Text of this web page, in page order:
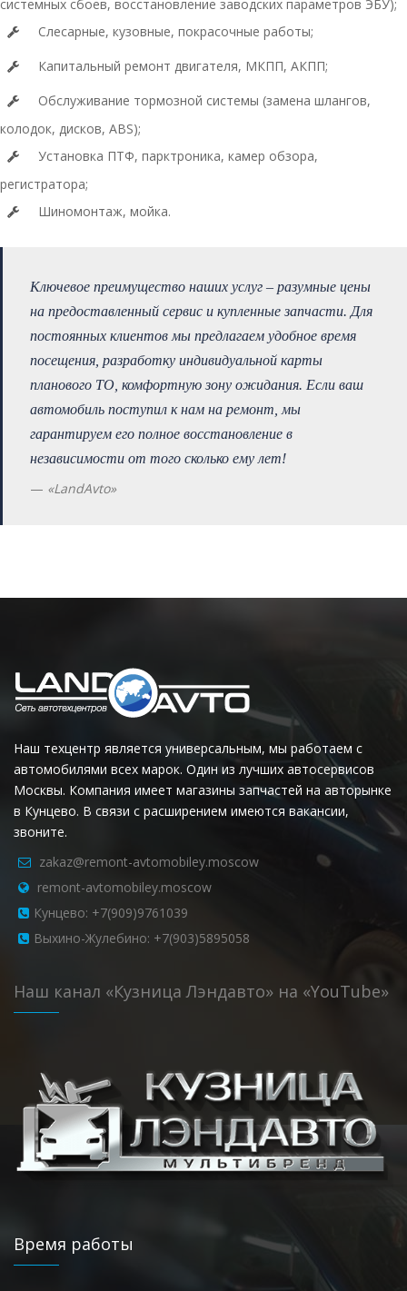
системных сбоев, восстановление заводских параметров ЭБУ);
Слесарные, кузовные, покрасочные работы;
Капитальный ремонт двигателя, МКПП, АКПП;
Обслуживание тормозной системы (замена шлангов,
колодок, дисков, ABS);
Установка ПТФ, парктроника, камер обзора,
регистратора;
Шиномонтаж, мойка.
Ключевое преимущество наших услуг – разумные цены
на предоставленный сервис и купленные запчасти. Для
постоянных клиентов мы предлагаем удобное время
посещения, разработку индивидуальной карты
планового ТО, комфортную зону ожидания. Если ваш
автомобиль поступил к нам на ремонт, мы
гарантируем его полное восстановление в
независимости от того сколько ему лет!
«LandAvto»
Наш техцентр является универсальным, мы работаем с
автомобилями всех марок. Один из лучших автосервисов
Москвы. Компания имеет магазины запчастей на авторынке
в Кунцево. В связи с расширением имеются вакансии,
звоните.
zakaz@remont-avtomobiley.moscow
remont-avtomobiley.moscow
Кунцево: +7(909)9761039
Выхино-Жулебино: +7(903)5895058
Наш канал «Кузница Лэндавто» на «YouTube»
Время работы